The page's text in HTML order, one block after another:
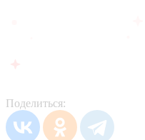
Поделиться: